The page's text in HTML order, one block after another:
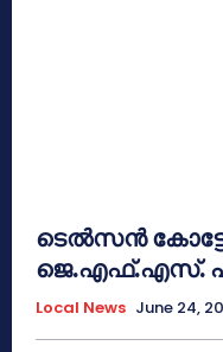
ടെൽസൻ
ജെ.എഫ്.എസ്.
Local News June 24,